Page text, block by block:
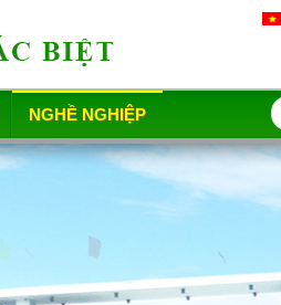
NGHỀ NGHIỆP